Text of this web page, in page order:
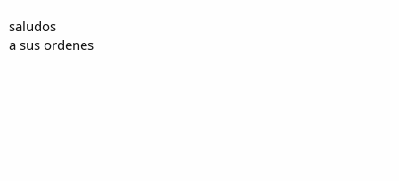
saludos
a sus ordenes